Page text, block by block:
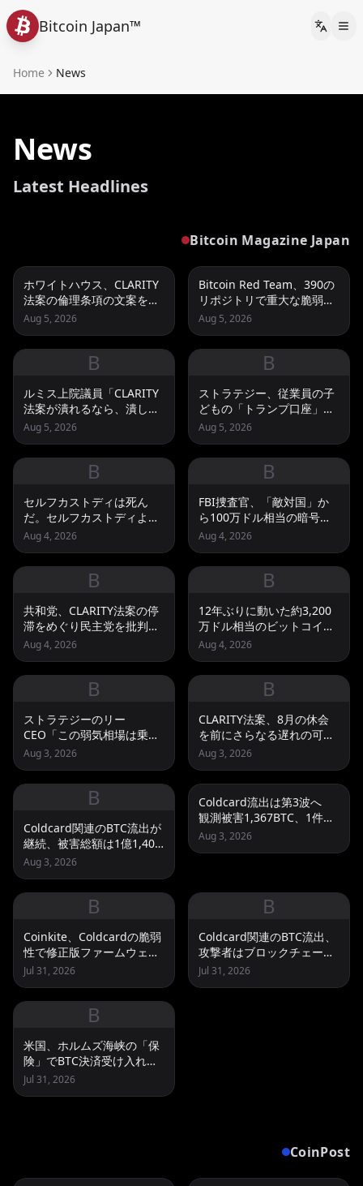
Bitcoin Japan™
Home News
News
Latest Headlines
Bitcoin Magazine Japan
ホワイトハウス、CLARITY
法案の倫理条項の文案を検
討 8月の期限が迫る
Aug 5, 2026
Bitcoin Red Team、390の
リポジトリで重大な脆弱性
85件 Coldcard悪用が契機
Aug 5, 2026
B
ルミス上院議員「CLARITY
法案が潰れるなら、潰した
のは民主党だ」 休会前の
Aug 5, 2026
B
ストラテジー、従業員の子
どもの「トランプ口座」に
年250ドルを拠出へ
Aug 5, 2026
B
セルフカストディは死ん
だ。セルフカストディよ永
遠なれ
Aug 4, 2026
B
FBI捜査官、「敵対国」か
ら100万ドル相当の暗号資
産を盗んだ疑い
Aug 4, 2026
B
共和党、CLARITY法案の停
滞をめぐり民主党を批判
上院は休会目前
Aug 4, 2026
B
12年ぶりに動いた約3,200
万ドル相当のビットコイ
ン Coldcard流出は1億
Aug 4, 2026
B
ストラテジーのリー
CEO「この弱気相場は乗り
越えられる」 1,638BTCを
Aug 3, 2026
B
CLARITY法案、8月の休会
を前にさらなる遅れの可能
性
Aug 3, 2026
B
Coldcard関連のBTC流出が
継続、被害総額は1億1,400
万ドル超との推計
Aug 3, 2026
Coldcard流出は第3波へ
観測被害1,367BTC、1件あ
たりの流出額は縮小
Aug 3, 2026
B
Coinkite、Coldcardの脆弱
性で修正版ファームウェア
を公開 AI悪用の可能性を
Jul 31, 2026
B
Coldcard関連のBTC流出、
攻撃者はブロックチェーン
サービスの有料アカウント
Jul 31, 2026
B
米国、ホルムズ海峡の「保
険」でBTC決済受け入れ
イラン関連2社を制裁
Jul 31, 2026
CoinPost